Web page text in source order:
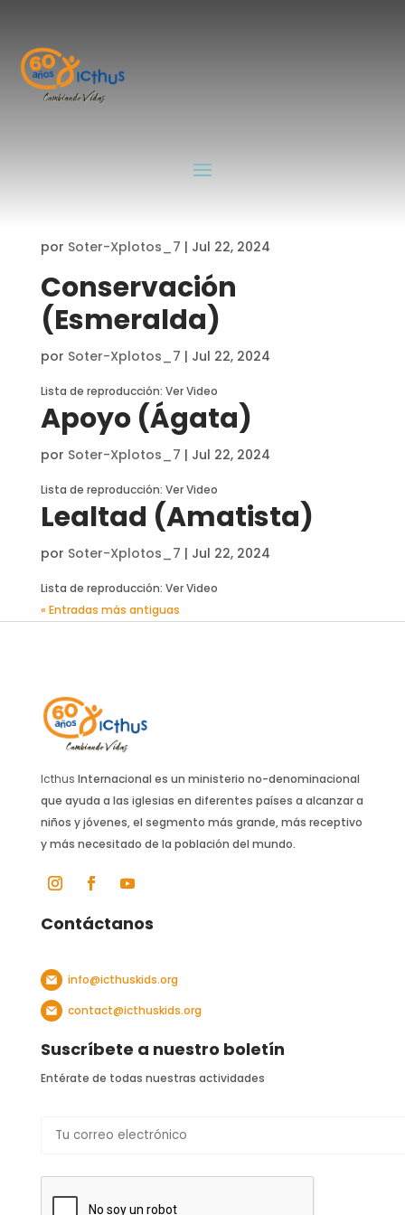
Honestidad
(Cornalina)
Responsabilidad
por Soter-Xplotos_7 | Jul 22, 2024
Conservación
(Esmeralda)
por Soter-Xplotos_7 | Jul 22, 2024
Lista de reproducción: Ver Video
Apoyo (Ágata)
por Soter-Xplotos_7 | Jul 22, 2024
Lista de reproducción: Ver Video
Lealtad (Amatista)
por Soter-Xplotos_7 | Jul 22, 2024
Lista de reproducción: Ver Video
« Entradas más antiguas
Icthus Internacional es un ministerio no-denominacional
que ayuda a las iglesias en diferentes países a alcanzar a
niños y jóvenes, el segmento más grande, más receptivo
y más necesitado de la población del mundo.
Contáctanos
info@icthuskids.org
contact@icthuskids.org
Suscríbete a nuestro boletín
Entérate de todas nuestras actividades